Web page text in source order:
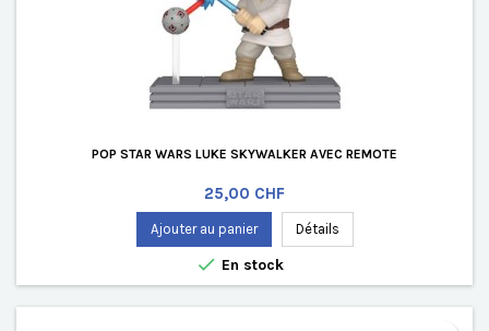
POP STAR WARS LUKE SKYWALKER AVEC REMOTE
Prix
25,00 CHF
Ajouter au panier Détails
 En stock